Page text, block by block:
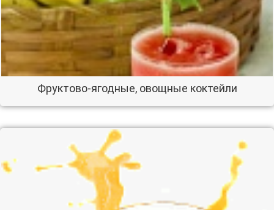
Фруктово-ягодные, овощные коктейли